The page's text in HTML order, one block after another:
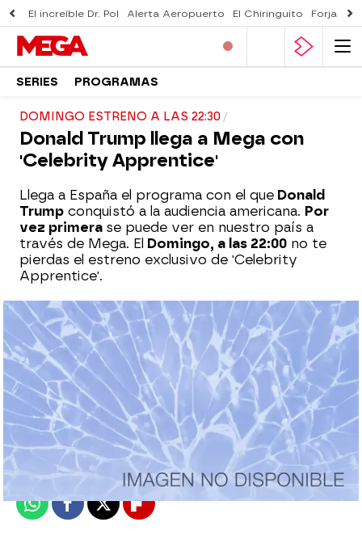
El increíble Dr. Pol Alerta Aeropuerto El Chiringuito Forjado
SERIES PROGRAMAS
DOMINGO ESTRENO A LAS 22:30
Donald Trump llega a Mega con
'Celebrity Apprentice'
Llega a España el programa con el que Donald
Trump conquistó a la audiencia americana. Por
vez primera se puede ver en nuestro país a
través de Mega. El Domingo, a las 22:00 no te
pierdas el estreno exclusivo de 'Celebrity
Apprentice'.
mega
Madrid
Publicado: 13 de julio de 2017, 11:59
WhatsappFacebook
X Flipboard